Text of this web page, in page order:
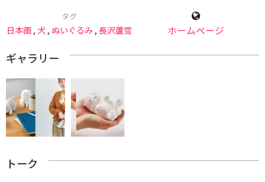
タグ
日本画, 犬, ぬいぐるみ,長沢蘆雪 ホームページ
ギャラリー
トーク